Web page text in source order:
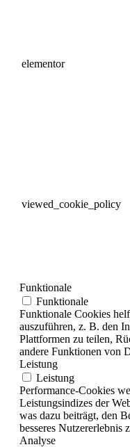
elementor
viewed_cookie_policy
Funktionale
Funktionale
Funktionale Cookies
auszuführen, z. B. den
Plattformen zu teilen,
andere Funktionen von
Leistung
Leistung
Performance-Cookies
Leistungsindizes der
was dazu beiträgt, den
besseres Nutzererlebnis
Analyse